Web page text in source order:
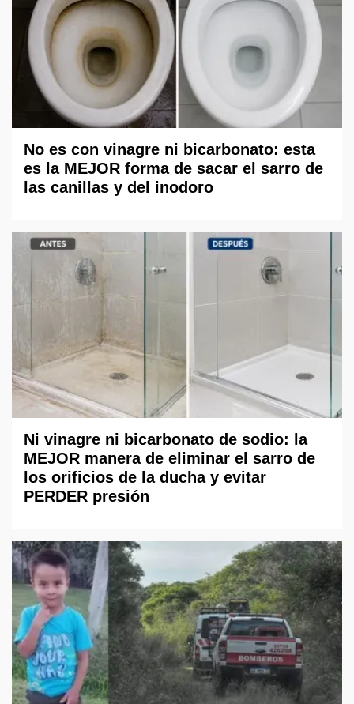
No es con vinagre ni bicarbonato: esta
es la MEJOR forma de sacar el sarro de
las canillas y del inodoro
Ni vinagre ni bicarbonato de sodio: la
MEJOR manera de eliminar el sarro de
los orificios de la ducha y evitar
PERDER presión